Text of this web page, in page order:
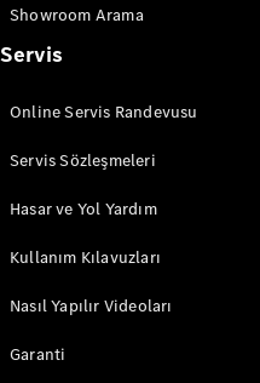
Mentoring
Showroom Arama
Servis
Online Servis Randevusu
Servis Sözleşmeleri
Hasar ve Yol Yardım
Kullanım Kılavuzları
Nasıl Yapılır Videoları
Garanti